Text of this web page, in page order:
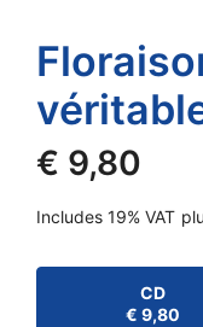
€ 9,80
Includes 19% VAT
CD
€ 9,80